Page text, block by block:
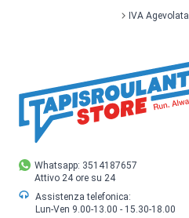
Whatsapp: 3514187657
Attivo 24 ore su 24
Assistenza telefonica:
Lun-Ven 9.00-13.00 - 15.30-18.00
IVA Agevolata